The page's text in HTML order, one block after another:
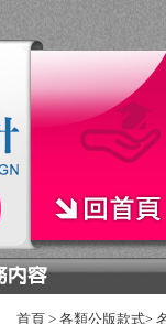
首頁 >各類公版款式>